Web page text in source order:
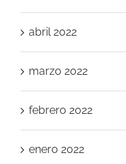
abril 2022
marzo 2022
febrero 2022
enero 2022